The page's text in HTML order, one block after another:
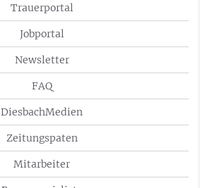
Trauerportal
Jobportal
Newsletter
FAQ
DiesbachMedien
Zeitungspaten
Mitarbeiter